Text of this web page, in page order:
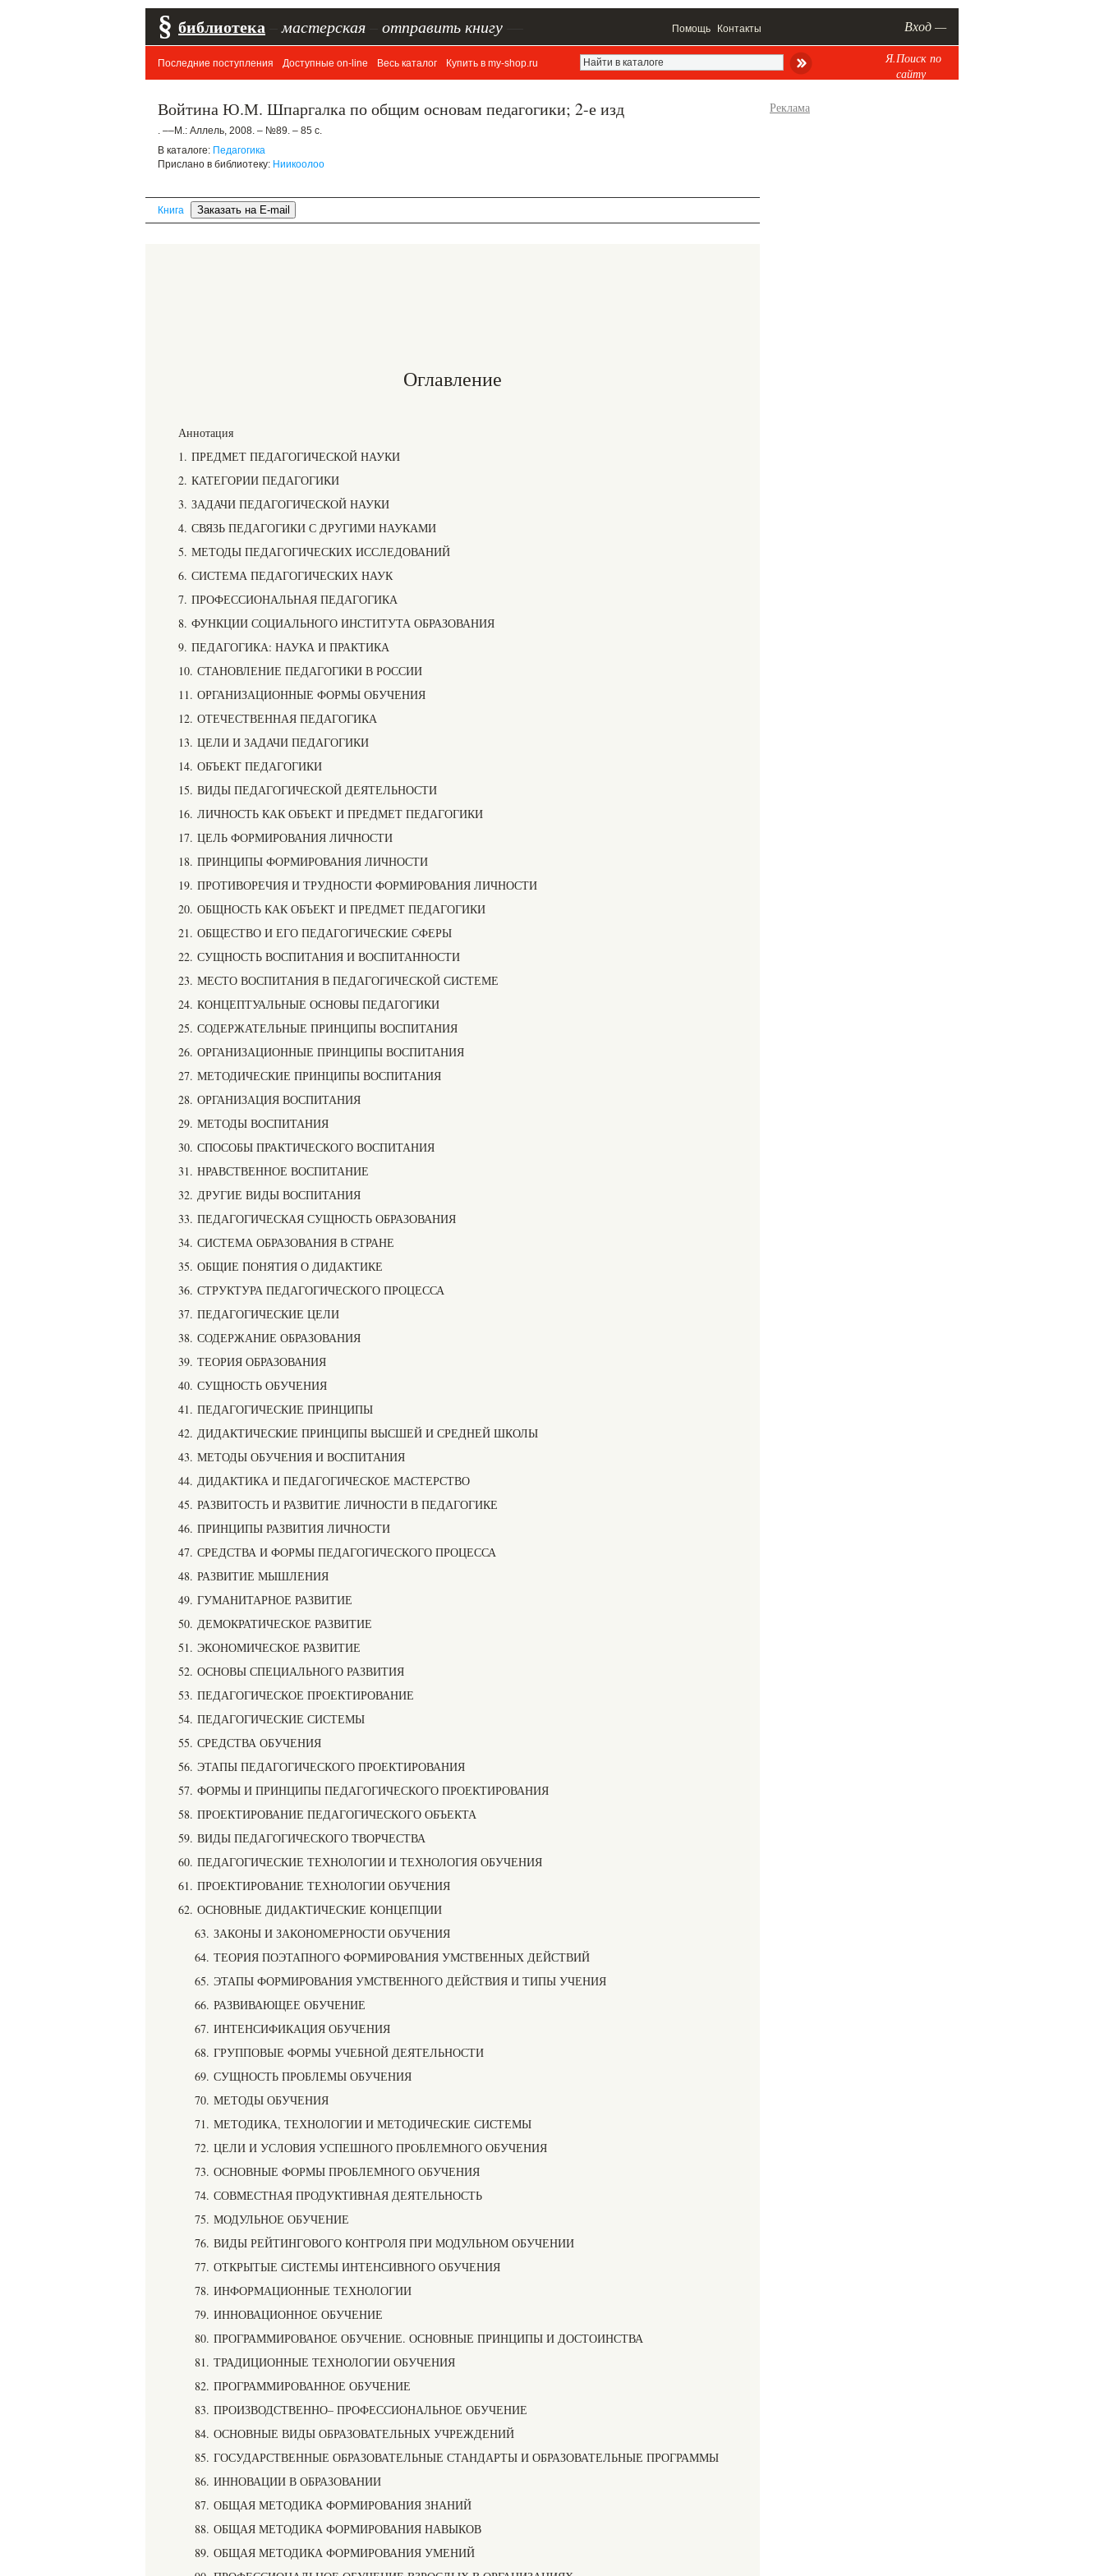
§ библиотека мастерская отправить книгу Помощь Контакты Вход —
Последние поступления Доступные on-line Весь каталог Купить в my-shop.ru
Я.Поиск по
сайту
Войтина Ю.М. Шпаргалка по общим основам педагогики; 2-е изд
. ––М.: Аллель, 2008. – №89. – 85 с.
В каталоге: Педагогика
Прислано в библиотеку: Ниикоолоо
Книга
Оглавление
Аннотация
1. ПРЕДМЕТ ПЕДАГОГИЧЕСКОЙ НАУКИ
2. КАТЕГОРИИ ПЕДАГОГИКИ
3. ЗАДАЧИ ПЕДАГОГИЧЕСКОЙ НАУКИ
4. СВЯЗЬ ПЕДАГОГИКИ С ДРУГИМИ НАУКАМИ
5. МЕТОДЫ ПЕДАГОГИЧЕСКИХ ИССЛЕДОВАНИЙ
6. СИСТЕМА ПЕДАГОГИЧЕСКИХ НАУК
7. ПРОФЕССИОНАЛЬНАЯ ПЕДАГОГИКА
8. ФУНКЦИИ СОЦИАЛЬНОГО ИНСТИТУТА ОБРАЗОВАНИЯ
9. ПЕДАГОГИКА: НАУКА И ПРАКТИКА
10. СТАНОВЛЕНИЕ ПЕДАГОГИКИ В РОССИИ
11. ОРГАНИЗАЦИОННЫЕ ФОРМЫ ОБУЧЕНИЯ
12. ОТЕЧЕСТВЕННАЯ ПЕДАГОГИКА
13. ЦЕЛИ И ЗАДАЧИ ПЕДАГОГИКИ
14. ОБЪЕКТ ПЕДАГОГИКИ
15. ВИДЫ ПЕДАГОГИЧЕСКОЙ ДЕЯТЕЛЬНОСТИ
16. ЛИЧНОСТЬ КАК ОБЪЕКТ И ПРЕДМЕТ ПЕДАГОГИКИ
17. ЦЕЛЬ ФОРМИРОВАНИЯ ЛИЧНОСТИ
18. ПРИНЦИПЫ ФОРМИРОВАНИЯ ЛИЧНОСТИ
19. ПРОТИВОРЕЧИЯ И ТРУДНОСТИ ФОРМИРОВАНИЯ ЛИЧНОСТИ
20. ОБЩНОСТЬ КАК ОБЪЕКТ И ПРЕДМЕТ ПЕДАГОГИКИ
21. ОБЩЕСТВО И ЕГО ПЕДАГОГИЧЕСКИЕ СФЕРЫ
22. СУЩНОСТЬ ВОСПИТАНИЯ И ВОСПИТАННОСТИ
23. МЕСТО ВОСПИТАНИЯ В ПЕДАГОГИЧЕСКОЙ СИСТЕМЕ
24. КОНЦЕПТУАЛЬНЫЕ ОСНОВЫ ПЕДАГОГИКИ
25. СОДЕРЖАТЕЛЬНЫЕ ПРИНЦИПЫ ВОСПИТАНИЯ
26. ОРГАНИЗАЦИОННЫЕ ПРИНЦИПЫ ВОСПИТАНИЯ
27. МЕТОДИЧЕСКИЕ ПРИНЦИПЫ ВОСПИТАНИЯ
28. ОРГАНИЗАЦИЯ ВОСПИТАНИЯ
29. МЕТОДЫ ВОСПИТАНИЯ
30. СПОСОБЫ ПРАКТИЧЕСКОГО ВОСПИТАНИЯ
31. НРАВСТВЕННОЕ ВОСПИТАНИЕ
32. ДРУГИЕ ВИДЫ ВОСПИТАНИЯ
33. ПЕДАГОГИЧЕСКАЯ СУЩНОСТЬ ОБРАЗОВАНИЯ
34. СИСТЕМА ОБРАЗОВАНИЯ В СТРАНЕ
35. ОБЩИЕ ПОНЯТИЯ О ДИДАКТИКЕ
36. СТРУКТУРА ПЕДАГОГИЧЕСКОГО ПРОЦЕССА
37. ПЕДАГОГИЧЕСКИЕ ЦЕЛИ
38. СОДЕРЖАНИЕ ОБРАЗОВАНИЯ
39. ТЕОРИЯ ОБРАЗОВАНИЯ
40. СУЩНОСТЬ ОБУЧЕНИЯ
41. ПЕДАГОГИЧЕСКИЕ ПРИНЦИПЫ
42. ДИДАКТИЧЕСКИЕ ПРИНЦИПЫ ВЫСШЕЙ И СРЕДНЕЙ ШКОЛЫ
43. МЕТОДЫ ОБУЧЕНИЯ И ВОСПИТАНИЯ
44. ДИДАКТИКА И ПЕДАГОГИЧЕСКОЕ МАСТЕРСТВО
45. РАЗВИТОСТЬ И РАЗВИТИЕ ЛИЧНОСТИ В ПЕДАГОГИКЕ
46. ПРИНЦИПЫ РАЗВИТИЯ ЛИЧНОСТИ
47. СРЕДСТВА И ФОРМЫ ПЕДАГОГИЧЕСКОГО ПРОЦЕССА
48. РАЗВИТИЕ МЫШЛЕНИЯ
49. ГУМАНИТАРНОЕ РАЗВИТИЕ
50. ДЕМОКРАТИЧЕСКОЕ РАЗВИТИЕ
51. ЭКОНОМИЧЕСКОЕ РАЗВИТИЕ
52. ОСНОВЫ СПЕЦИАЛЬНОГО РАЗВИТИЯ
53. ПЕДАГОГИЧЕСКОЕ ПРОЕКТИРОВАНИЕ
54. ПЕДАГОГИЧЕСКИЕ СИСТЕМЫ
55. СРЕДСТВА ОБУЧЕНИЯ
56. ЭТАПЫ ПЕДАГОГИЧЕСКОГО ПРОЕКТИРОВАНИЯ
57. ФОРМЫ И ПРИНЦИПЫ ПЕДАГОГИЧЕСКОГО ПРОЕКТИРОВАНИЯ
58. ПРОЕКТИРОВАНИЕ ПЕДАГОГИЧЕСКОГО ОБЪЕКТА
59. ВИДЫ ПЕДАГОГИЧЕСКОГО ТВОРЧЕСТВА
60. ПЕДАГОГИЧЕСКИЕ ТЕХНОЛОГИИ И ТЕХНОЛОГИЯ ОБУЧЕНИЯ
61. ПРОЕКТИРОВАНИЕ ТЕХНОЛОГИИ ОБУЧЕНИЯ
62. ОСНОВНЫЕ ДИДАКТИЧЕСКИЕ КОНЦЕПЦИИ
63. ЗАКОНЫ И ЗАКОНОМЕРНОСТИ ОБУЧЕНИЯ
64. ТЕОРИЯ ПОЭТАПНОГО ФОРМИРОВАНИЯ УМСТВЕННЫХ ДЕЙСТВИЙ
65. ЭТАПЫ ФОРМИРОВАНИЯ УМСТВЕННОГО ДЕЙСТВИЯ И ТИПЫ УЧЕНИЯ
66. РАЗВИВАЮЩЕЕ ОБУЧЕНИЕ
67. ИНТЕНСИФИКАЦИЯ ОБУЧЕНИЯ
68. ГРУППОВЫЕ ФОРМЫ УЧЕБНОЙ ДЕЯТЕЛЬНОСТИ
69. СУЩНОСТЬ ПРОБЛЕМЫ ОБУЧЕНИЯ
70. МЕТОДЫ ОБУЧЕНИЯ
71. МЕТОДИКА, ТЕХНОЛОГИИ И МЕТОДИЧЕСКИЕ СИСТЕМЫ
72. ЦЕЛИ И УСЛОВИЯ УСПЕШНОГО ПРОБЛЕМНОГО ОБУЧЕНИЯ
73. ОСНОВНЫЕ ФОРМЫ ПРОБЛЕМНОГО ОБУЧЕНИЯ
74. СОВМЕСТНАЯ ПРОДУКТИВНАЯ ДЕЯТЕЛЬНОСТЬ
75. МОДУЛЬНОЕ ОБУЧЕНИЕ
76. ВИДЫ РЕЙТИНГОВОГО КОНТРОЛЯ ПРИ МОДУЛЬНОМ ОБУЧЕНИИ
77. ОТКРЫТЫЕ СИСТЕМЫ ИНТЕНСИВНОГО ОБУЧЕНИЯ
78. ИНФОРМАЦИОННЫЕ ТЕХНОЛОГИИ
79. ИННОВАЦИОННОЕ ОБУЧЕНИЕ
80. ПРОГРАММИРОВАНОЕ ОБУЧЕНИЕ. ОСНОВНЫЕ ПРИНЦИПЫ И ДОСТОИНСТВА
81. ТРАДИЦИОННЫЕ ТЕХНОЛОГИИ ОБУЧЕНИЯ
82. ПРОГРАММИРОВАННОЕ ОБУЧЕНИЕ
83. ПРОИЗВОДСТВЕННО– ПРОФЕССИОНАЛЬНОЕ ОБУЧЕНИЕ
84. ОСНОВНЫЕ ВИДЫ ОБРАЗОВАТЕЛЬНЫХ УЧРЕЖДЕНИЙ
85. ГОСУДАРСТВЕННЫЕ ОБРАЗОВАТЕЛЬНЫЕ СТАНДАРТЫ И ОБРАЗОВАТЕЛЬНЫЕ ПРОГРАММЫ
86. ИННОВАЦИИ В ОБРАЗОВАНИИ
87. ОБЩАЯ МЕТОДИКА ФОРМИРОВАНИЯ ЗНАНИЙ
88. ОБЩАЯ МЕТОДИКА ФОРМИРОВАНИЯ НАВЫКОВ
89. ОБЩАЯ МЕТОДИКА ФОРМИРОВАНИЯ УМЕНИЙ
Реклама